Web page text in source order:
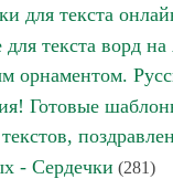
для текста
текста ворд
орнаментом.
Готовые
- Сердечки (281)